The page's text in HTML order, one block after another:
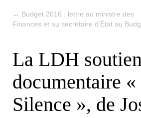
← Budget 2016 : lettre au ministre des
Finances et au secrétaire d’État au
La LDH
documentaire
Silence », de